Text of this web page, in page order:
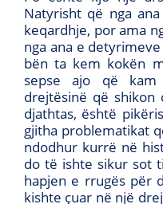
Natyrisht që nga
keqardhje, por ama
nga ana e
bën ta kem kokën
sepse ajo që
drejtësinë që
djathtas, është
gjitha problematikat
ndodhur kurrë në
do të ishte sikur sot
hapjen e rrugës për
kishte çuar në një